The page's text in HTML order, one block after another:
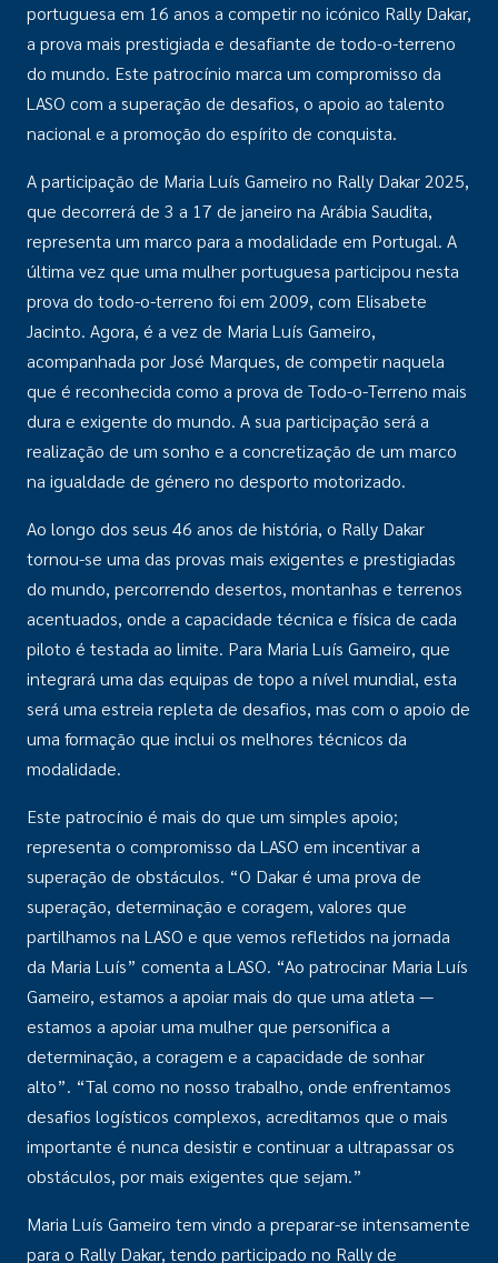
portuguesa em 16 anos a competir no icónico Rally Dakar,
a prova mais prestigiada e desafiante de todo-o-terreno
do mundo. Este patrocínio marca um compromisso da
LASO com a superação de desafios, o apoio ao talento
nacional e a promoção do espírito de conquista.
A participação de Maria Luís Gameiro no Rally Dakar 2025,
que decorrerá de 3 a 17 de janeiro na Arábia Saudita,
representa um marco para a modalidade em Portugal. A
última vez que uma mulher portuguesa participou nesta
prova do todo-o-terreno foi em 2009, com Elisabete
Jacinto. Agora, é a vez de Maria Luís Gameiro,
acompanhada por José Marques, de competir naquela
que é reconhecida como a prova de Todo-o-Terreno mais
dura e exigente do mundo. A sua participação será a
realização de um sonho e a concretização de um marco
na igualdade de género no desporto motorizado.
Ao longo dos seus 46 anos de história, o Rally Dakar
tornou-se uma das provas mais exigentes e prestigiadas
do mundo, percorrendo desertos, montanhas e terrenos
acentuados, onde a capacidade técnica e física de cada
piloto é testada ao limite. Para Maria Luís Gameiro, que
integrará uma das equipas de topo a nível mundial, esta
será uma estreia repleta de desafios, mas com o apoio de
uma formação que inclui os melhores técnicos da
modalidade.
Este patrocínio é mais do que um simples apoio;
representa o compromisso da LASO em incentivar a
superação de obstáculos. “O Dakar é uma prova de
superação, determinação e coragem, valores que
partilhamos na LASO e que vemos refletidos na jornada
da Maria Luís” comenta a LASO. “Ao patrocinar Maria Luís
Gameiro, estamos a apoiar mais do que uma atleta —
estamos a apoiar uma mulher que personifica a
determinação, a coragem e a capacidade de sonhar
alto”. “Tal como no nosso trabalho, onde enfrentamos
desafios logísticos complexos, acreditamos que o mais
importante é nunca desistir e continuar a ultrapassar os
obstáculos, por mais exigentes que sejam.”
Maria Luís Gameiro tem vindo a preparar-se intensamente
para o Rally Dakar, tendo participado no Rally de